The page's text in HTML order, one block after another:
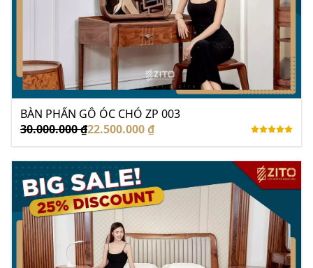
BÀN PHẤN GỖ ÓC CHÓ ZP 003
30.000.000 ₫22.500.000 ₫